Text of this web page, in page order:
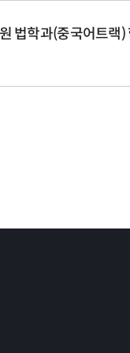
법학과(중국어트랙)